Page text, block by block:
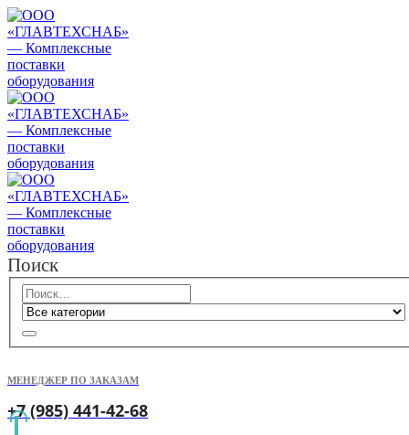
Поиск
МЕНЕДЖЕР ПО ЗАКАЗАМ
+7 (985) 441-42-68